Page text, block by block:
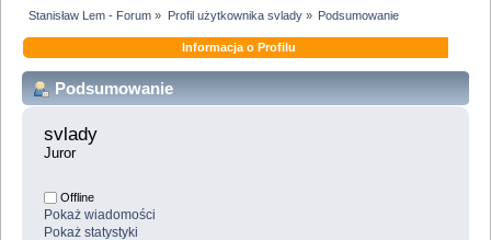
Stanisław Lem - Forum » Profil użytkownika svlady» Podsumowanie
Informacja o Profilu
Podsumowanie
svlady
Juror
Offline
Pokaż wiadomości
Pokaż statystyki